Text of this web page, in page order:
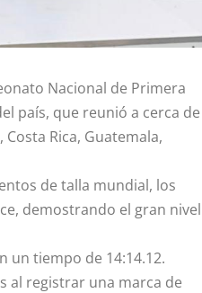
Nacional de Primera
país, que reunió a cerca de
Rica, Guatemala,
de talla mundial, los
demostrando el gran nivel
un tiempo de 14:14.12.
al registrar una marca de